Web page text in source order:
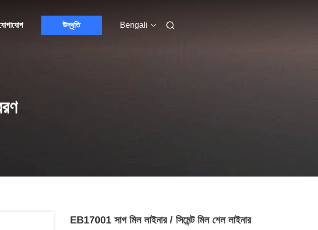
উদ্ধৃতি Bengali
EB17001 সাগ মিল লাইনার / সিমেন্ট মিল শেল লাইনার